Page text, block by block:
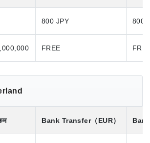
800 JPY 800
FREE
Bank Transfer（EUR）